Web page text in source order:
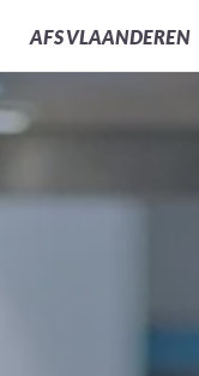
AFSVLAANDEREN